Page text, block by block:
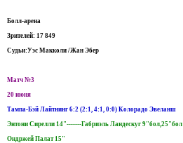
Болл-арена
Зрителей: 17 849
Судьи:Уэс Макколи /Жан Эбер
Матч №3
20 июня
Тампа-Бэй Лайтнинг 6:2 (2:1, 4:1, 0:0) Колорадо Эвеланш
Энтони Сирелли 14"-------Габриэль Ландескуг 9"бол,25"бол
Ондржей Палат 15"